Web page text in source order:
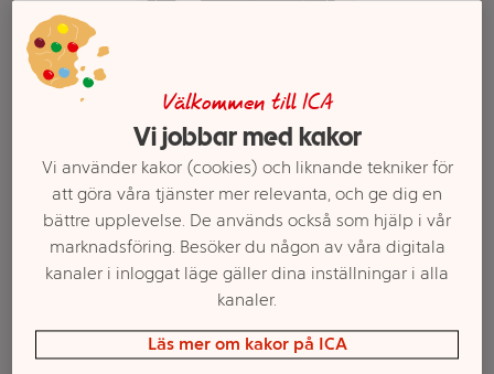
Färdigmat Spicy
Koreansk Biff
Välj butik och handla
Sortimentet kan variera mellan butikerna
Välkommen till ICA
Vi jobbar med kakor
Vi använder kakor (cookies) och liknande tekniker för
att göra våra tjänster mer relevanta, och ge dig en
bättre upplevelse. De används också som hjälp i vår
marknadsföring. Besöker du någon av våra digitala
kanaler i inloggat läge gäller dina inställningar i alla
kanaler.
Läs mer om kakor på ICA